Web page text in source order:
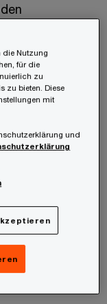
höheren
spielt Geld
Welt des
für Zwecke der
und
die Nutzung
für die
zu
zu bieten. Diese
mit
und